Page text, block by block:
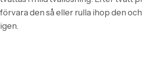
förvara den så eller rulla ihop den
igen.